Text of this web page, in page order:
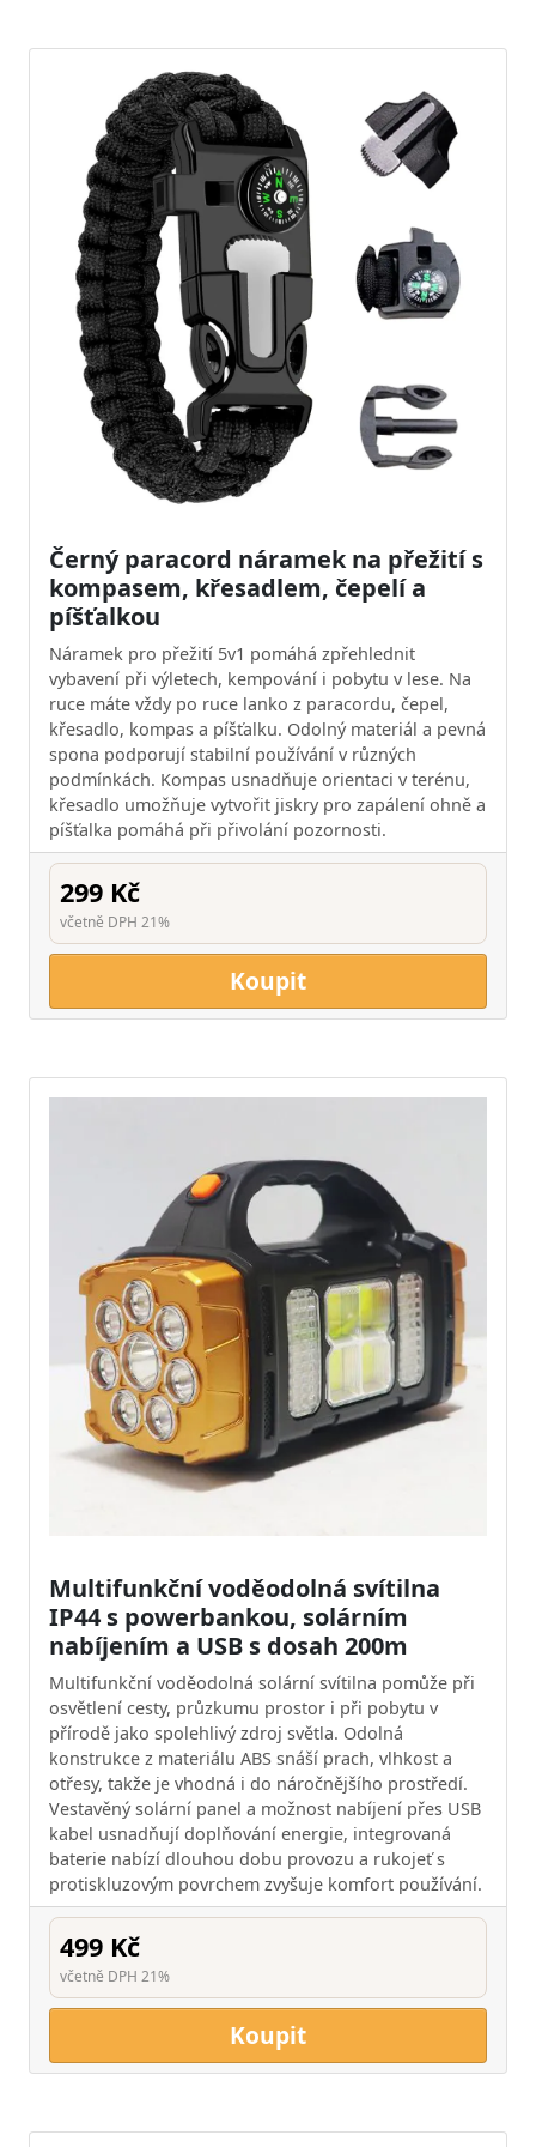
Černý paracord náramek na přežití s
kompasem, křesadlem, čepelí a
píšťalkou
Náramek pro přežití 5v1 pomáhá zpřehlednit
vybavení při výletech, kempování i pobytu v lese. Na
ruce máte vždy po ruce lanko z paracordu, čepel,
křesadlo, kompas a píšťalku. Odolný materiál a pevná
spona podporují stabilní používání v různých
podmínkách. Kompas usnadňuje orientaci v terénu,
křesadlo umožňuje vytvořit jiskry pro zapálení ohně a
píšťalka pomáhá při přivolání pozornosti.
299 Kč
včetně DPH 21%
Koupit
Multifunkční voděodolná svítilna
IP44 s powerbankou, solárním
nabíjením a USB s dosah 200m
Multifunkční voděodolná solární svítilna pomůže při
osvětlení cesty, průzkumu prostor i při pobytu v
přírodě jako spolehlivý zdroj světla. Odolná
konstrukce z materiálu ABS snáší prach, vlhkost a
otřesy, takže je vhodná i do náročnějšího prostředí.
Vestavěný solární panel a možnost nabíjení přes USB
kabel usnadňují doplňování energie, integrovaná
baterie nabízí dlouhou dobu provozu a rukojeť s
protiskluzovým povrchem zvyšuje komfort používání.
499 Kč
včetně DPH 21%
Koupit